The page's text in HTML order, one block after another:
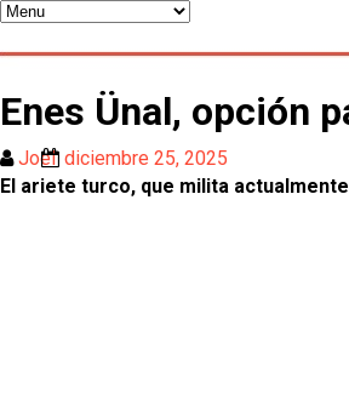
Enes Ünal, opción
Joel diciembre 25, 2025
El ariete turco, que milita